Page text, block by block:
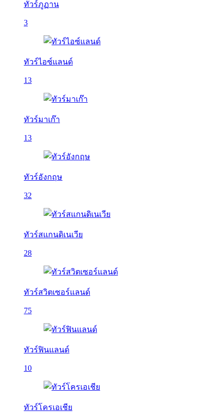
ทัวร์ภูฏาน
3
ทัวร์ไอซ์แลนด์
13
ทัวร์มาเก๊า
13
ทัวร์อังกฤษ
32
ทัวร์สแกนดิเนเวีย
28
ทัวร์สวิตเซอร์แลนด์
75
ทัวร์ฟินแลนด์
10
ทัวร์โครเอเชีย